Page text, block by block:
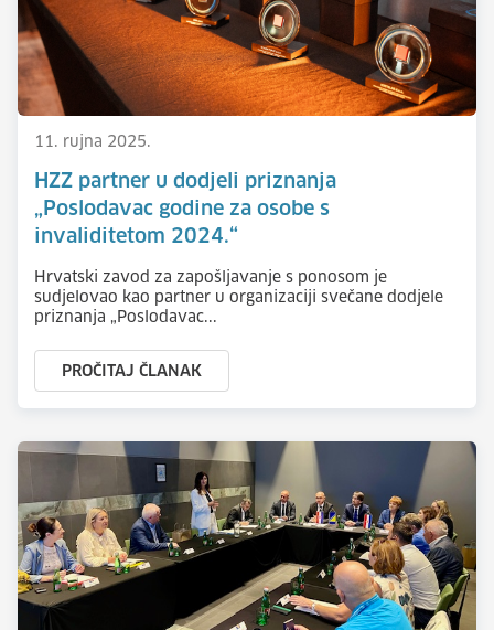
11. rujna 2025.
HZZ partner u dodjeli priznanja
„Poslodavac godine za osobe s
invaliditetom 2024.“
Hrvatski zavod za zapošljavanje s ponosom je
sudjelovao kao partner u organizaciji svečane dodjele
priznanja „Poslodavac...
PROČITAJ ČLANAK